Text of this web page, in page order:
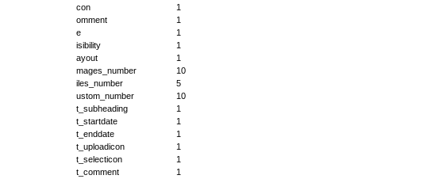
con
1
omment
1
e
1
isibility
1
ayout
1
mages_number
10
iles_number
5
ustom_number
10
t_subheading
1
t_startdate
1
t_enddate
1
t_uploadicon
1
t_selecticon
1
t_comment
1